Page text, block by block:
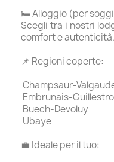
🛏️ Alloggio (per
Scegli tra i nostri
comfort e autenticità.
📌 Regioni coperte:
Champsaur-
Embrunais-
Buech-Devoluy
Ubaye
💼 Ideale per il tuo: